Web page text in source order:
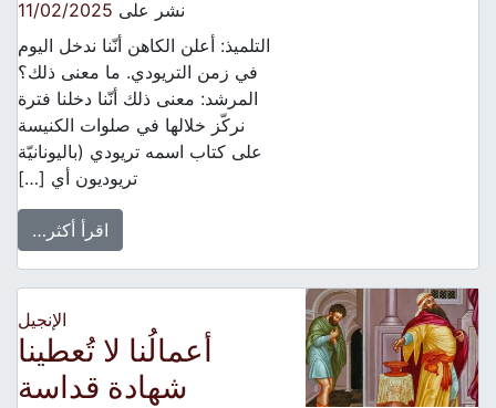
نشر على11/02/2025
التلميذ: أعلن الكاهن أنّنا ندخل اليوم
في زمن التريودي. ما معنى ذلك؟
المرشد: معنى ذلك أنّنا دخلنا فترة
نركّز خلالها في صلوات الكنيسة
على كتاب اسمه تريودي (باليونانيّة
تريوديون أي […]
اقرأ أكثر…
الإنجيل
أعمالُنا لا تُعطينا
شهادة قداسة